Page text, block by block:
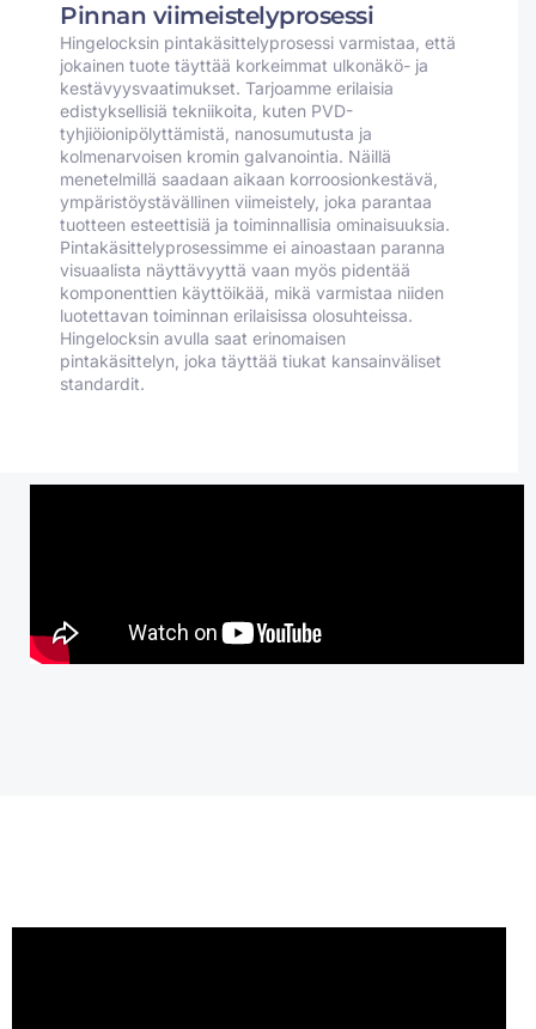
Pinnan viimeistelyprosessi
Hingelocksin pintakäsittelyprosessi varmistaa, että
jokainen tuote täyttää korkeimmat ulkonäkö- ja
kestävyysvaatimukset. Tarjoamme erilaisia
edistyksellisiä tekniikoita, kuten PVD-
tyhjiöionipölyttämistä, nanosumutusta ja
kolmenarvoisen kromin galvanointia. Näillä
menetelmillä saadaan aikaan korroosionkestävä,
ympäristöystävällinen viimeistely, joka parantaa
tuotteen esteettisiä ja toiminnallisia ominaisuuksia.
Pintakäsittelyprosessimme ei ainoastaan paranna
visuaalista näyttävyyttä vaan myös pidentää
komponenttien käyttöikää, mikä varmistaa niiden
luotettavan toiminnan erilaisissa olosuhteissa.
Hingelocksin avulla saat erinomaisen
pintakäsittelyn, joka täyttää tiukat kansainväliset
standardit.